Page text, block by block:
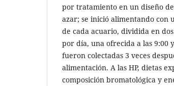
por tratamiento en un diseño
azar; se inició alimentando con
de cada acuario, dividida en
por día, una ofrecida a las 9:00
fueron colectadas 3 veces
alimentación. A las HP, dietas
composición bromatológica y